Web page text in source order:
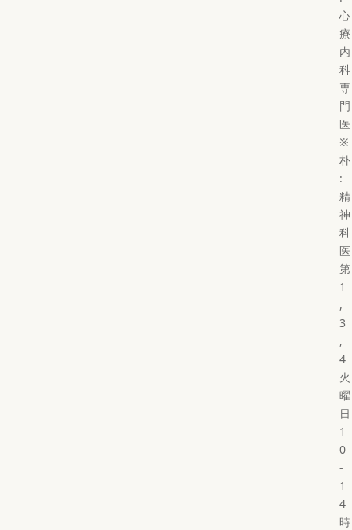
心
療
内
科
専
門
医
※
朴
:
精
神
科
医
第
1
,
3
,
4
火
曜
日
1
0
-
1
4
時